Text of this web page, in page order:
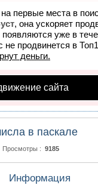
первые места в
, она ускоряет
уже в
не продвинется в
деньги.
сайта
в паскале
: 9185
Информация